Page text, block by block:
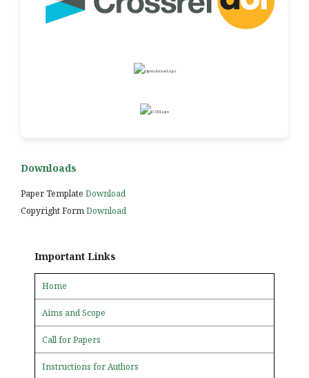
Downloads
Paper Template Download
Copyright FormDownload
Important Links
Home
Aims and Scope
Call for Papers
Instructions for Authors